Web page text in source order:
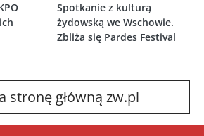
Spotkanie z kulturą
żydowską we Wschowie.
Zbliża się Pardes Festival
stronę główną zw.pl